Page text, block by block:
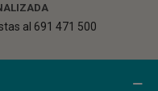
al 691 471 500